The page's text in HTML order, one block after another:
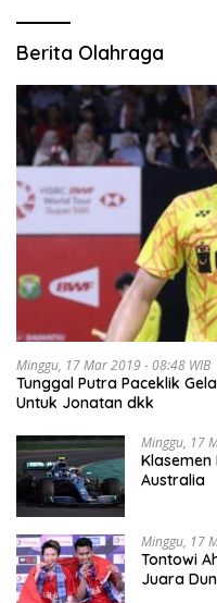
Berita Olahraga
Minggu, 17 Mar 2019 - 08:48 WIB
Tunggal Putra Paceklik
Untuk Jonatan dkk
Minggu, 17
Klasemen
Australia
Minggu, 17
Tontowi
Juara